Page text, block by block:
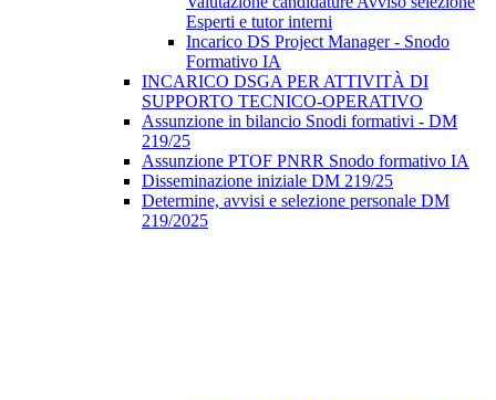
Esperti e tutor interni
Incarico DS Project Manager - Snodo
Formativo IA
INCARICO DSGA PER ATTIVITÀ DI
SUPPORTO TECNICO-OPERATIVO
Assunzione in bilancio Snodi formativi - DM
219/25
Assunzione PTOF PNRR Snodo formativo IA
Disseminazione iniziale DM 219/25
Determine, avvisi e selezione personale DM
219/2025